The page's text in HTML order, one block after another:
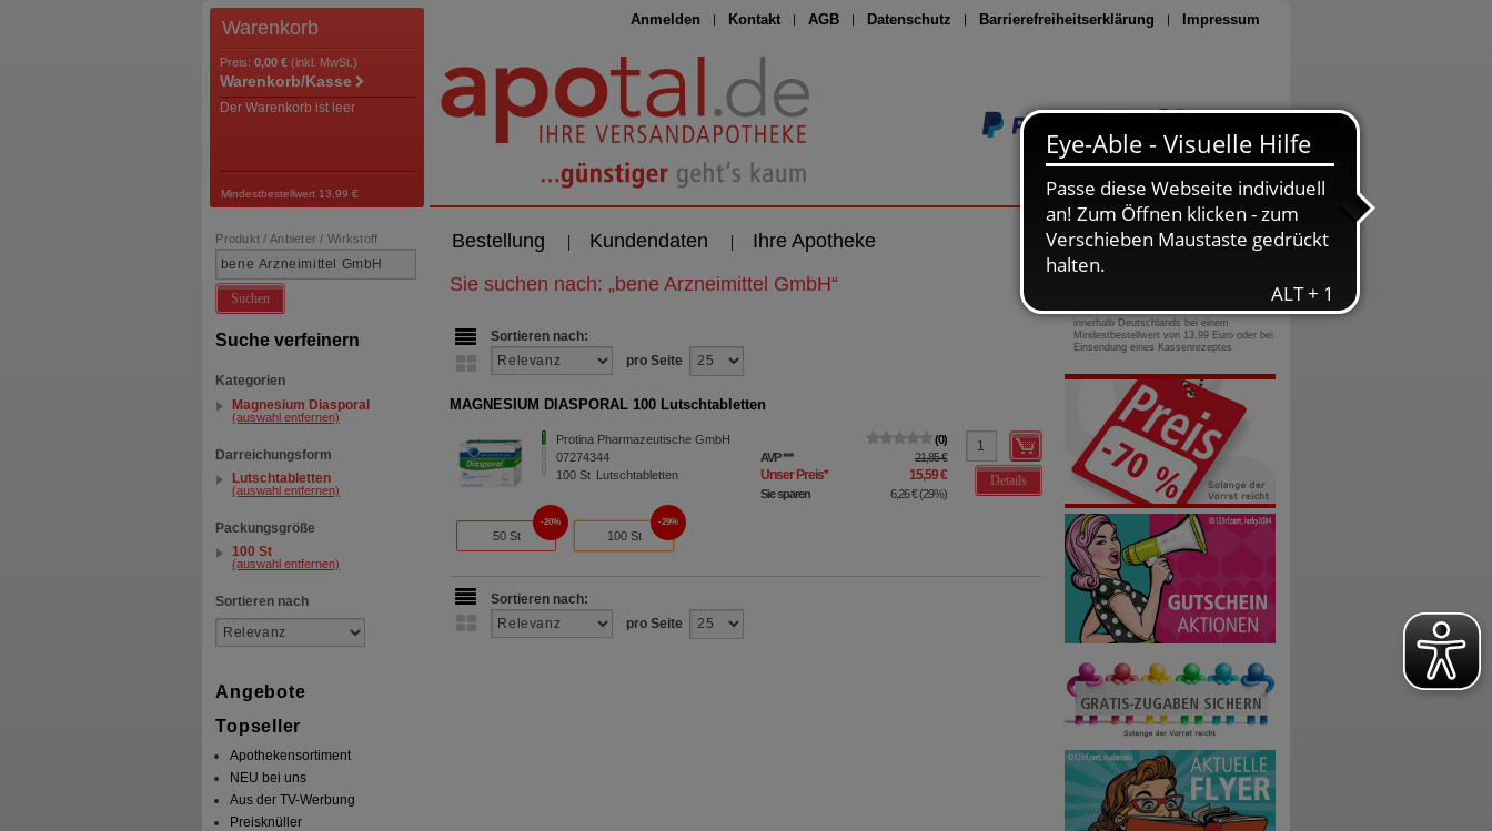
Anmelden Kontakt AGB Datenschutz Barrierefreiheitserklärung Impressum
Seite drucken
Warenkorb
Preis: 0,00 € (inkl. MwSt.)
Warenkorb/Kasse
Der Warenkorb ist leer
Mindestbestellwert 13,99 €
Bestellung Kundendaten Ihre Apotheke
Produkt / Anbieter / Wirkstoff
Suchen
Suche verfeinern
Kategorien
Magnesium Diasporal
(auswahl entfernen)
Darreichungsform
Lutschtabletten
(auswahl entfernen)
Packungsgröße
100 St
(auswahl entfernen)
Sortieren nach
Angebote
Topseller
Apothekensortiment
NEU bei uns
Aus der TV-Werbung
Preisknüller
Sie suchen nach: „bene Arzneimittel GmbH“
Sortieren nach:
pro Seite
MAGNESIUM DIASPORAL 100 Lutschtabletten
Protina Pharmazeutische GmbH
07274344
100St Lutschtabletten
0
AVP*** 21,85 €
Unser Preis* 15,59 €
Sie sparen 6,26 €(29%)
Details
50 St
20%
100 St
29%
Sortieren nach:
pro Seite
0800-10 11 422
gebührenfreie Rufnummer
innerhalb Deutschlands bei einem
Mindestbestellwert von 13,99 Euro oder bei
Einsendung eines Kassenrezeptes